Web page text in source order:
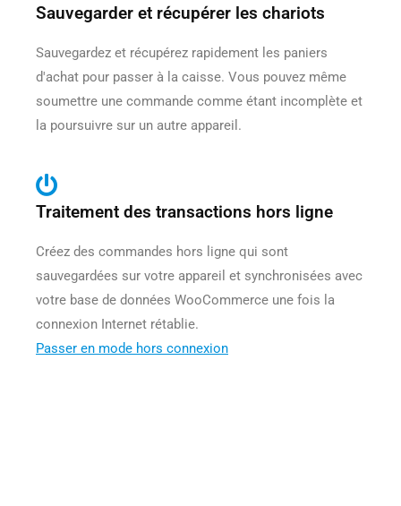
Sauvegarder et récupérer les chariots
Sauvegardez et récupérez rapidement les paniers
d'achat pour passer à la caisse. Vous pouvez même
soumettre une commande comme étant incomplète et
la poursuivre sur un autre appareil.
Traitement des transactions hors ligne
Créez des commandes hors ligne qui sont
sauvegardées sur votre appareil et synchronisées avec
votre base de données WooCommerce une fois la
connexion Internet rétablie.
Passer en mode hors connexion